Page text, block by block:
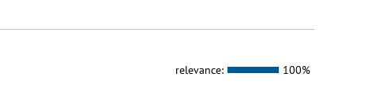
relevance: 100%